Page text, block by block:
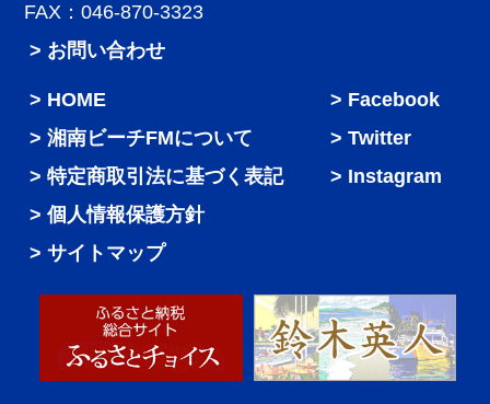
FAX：046-870-3323
> お問い合わせ
HOME
湘南ビーチFMについて
特定商取引法に基づく表記
個人情報保護方針
サイトマップ
Facebook
Twitter
Instagram